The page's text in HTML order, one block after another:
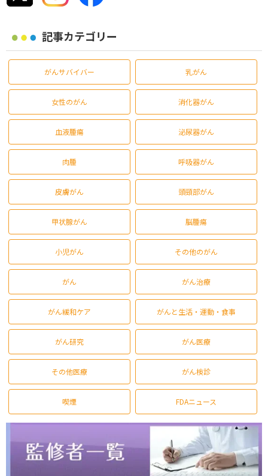
記事カテゴリー
がんサバイバー 乳がん
女性のがん 消化器がん
血液腫瘍 泌尿器がん
肉腫 呼吸器がん
皮膚がん 頭頸部がん
甲状腺がん 脳腫瘍
小児がん その他のがん
がん がん治療
がん緩和ケア がんと生活・運動・食事
がん研究 がん医療
その他医療 がん検診
喫煙 FDAニュース